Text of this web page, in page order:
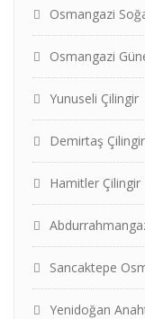
Osmangazi
Osmangazi
Yunuseli Çilingir
Demirtaş
Hamitler Çilingir
Sancaktepe
Yenidoğan